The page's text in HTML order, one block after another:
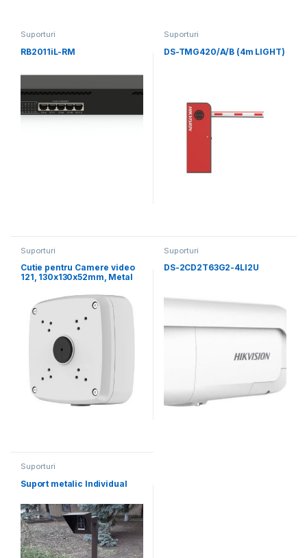
Suporturi
RB2011iL-RM
Suporturi
DS-TMG420/A/B (4m LIGHT)
Suporturi
Cutie pentru Camere video
121, 130x130x52mm, Metal
Suporturi
DS-2CD2T63G2-4LI2U
Suporturi
Suport metalic Individual